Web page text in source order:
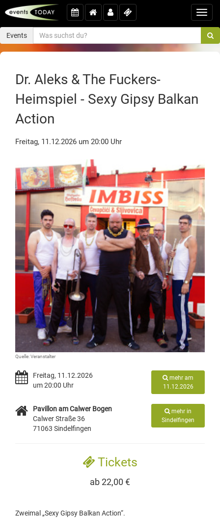
Events
Dr. Aleks & The Fuckers-
Heimspiel - Sexy Gipsy Balkan
Action
Freitag, 11.12.2026 um 20:00 Uhr
Quelle: Veranstalter
Freitag, 11.12.2026
um 20:00 Uhr
mehr am
11.12.2026
Pavillon am Calwer Bogen
Calwer Straße 36
71063 Sindelfingen
mehr in
Sindelfingen
Tickets
ab 22,00 €
Zweimal „Sexy Gipsy Balkan Action“.